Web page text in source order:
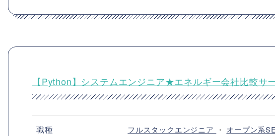
【Python】システムエンジニア★エネルギー会社比較サ
職種 フルスタックエンジニア ・ オープン系